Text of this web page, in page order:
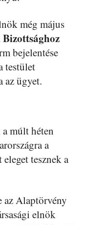
még május
Bizottsághoz
bejelentése
testület
az ügyet.
múlt héten
a
tesznek a
az Alaptörvény
elnök